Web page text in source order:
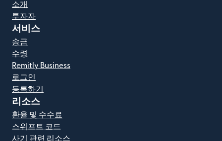
소개
투자자
서비스
송금
수령
Remitly Business
로그인
등록하기
리소스
환율 및 수수료
스위프트 코드
사기 관련 리소스